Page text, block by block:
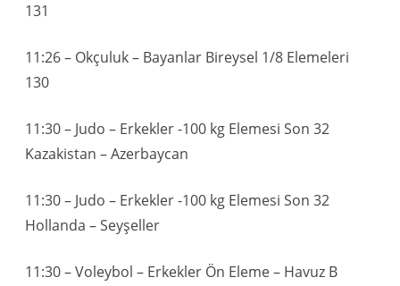
131
11:26 – Okçuluk – Bayanlar Bireysel 1/8 Elemeleri
130
11:30 – Judo – Erkekler -100 kg Elemesi Son 32
Kazakistan – Azerbaycan
11:30 – Judo – Erkekler -100 kg Elemesi Son 32
Hollanda – Seyşeller
11:30 – Voleybol – Erkekler Ön Eleme – Havuz B